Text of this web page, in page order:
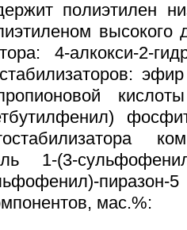
полиэтилен
высокого
4-алкокси-2-
1-(3-
мас.%: